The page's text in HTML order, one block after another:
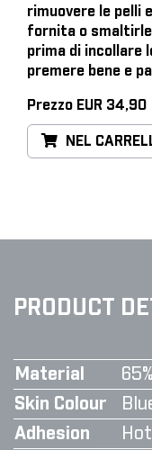
rimuovere le pelli
fornita o
prima di incollare
premere bene e
Prezzo EUR 34,90
NEL
PRODUCT
Material
Skin Colour
Adhesion